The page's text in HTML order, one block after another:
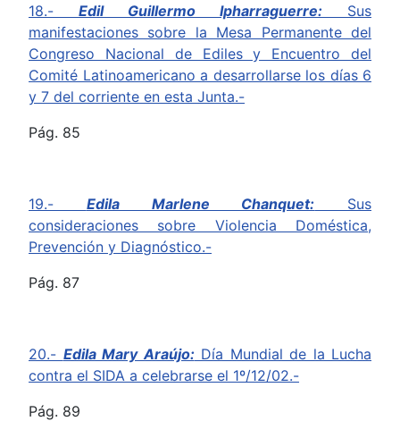
18.- Edil Guillermo Ipharraguerre: Sus
manifestaciones sobre la Mesa Permanente del
Congreso Nacional de Ediles y Encuentro del
Comité Latinoamericano a desarrollarse los días 6
y 7 del corriente en esta Junta.-
Pág. 85
19.- Edila Marlene Chanquet: Sus
consideraciones sobre Violencia Doméstica,
Prevención y Diagnóstico.-
Pág. 87
20.- Edila Mary Araújo:Día Mundial de la Lucha
contra el SIDA a celebrarse el 1º/12/02.-
Pág. 89